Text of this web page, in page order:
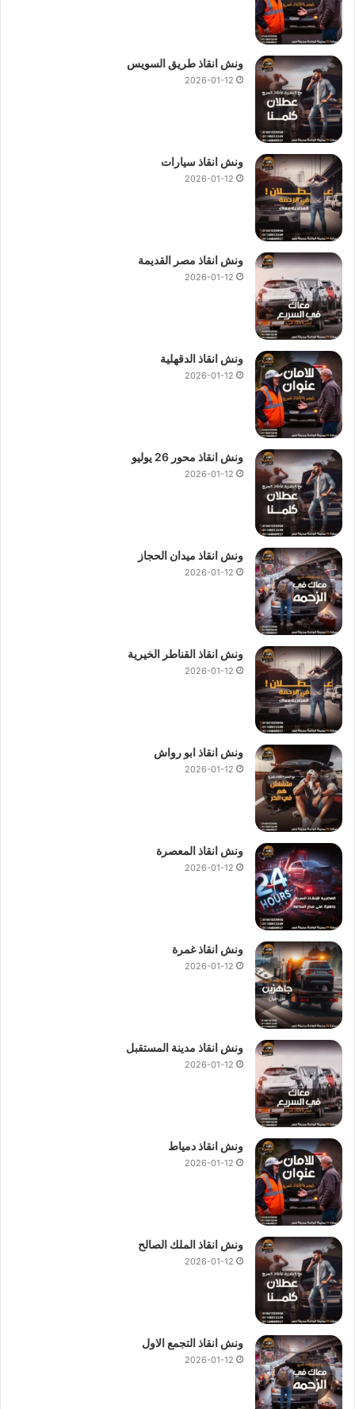
ونش انقاذ طريق السويس
2026-01-12
ونش انقاذ سيارات
2026-01-12
ونش انقاذ مصر القديمة
2026-01-12
ونش انقاذ الدقهلية
2026-01-12
ونش انقاذ محور 26 يوليو
2026-01-12
ونش انقاذ ميدان الحجاز
2026-01-12
ونش انقاذ القناطر الخيرية
2026-01-12
ونش انقاذ ابو رواش
2026-01-12
ونش انقاذ المعصرة
2026-01-12
ونش انقاذ غمرة
2026-01-12
ونش انقاذ مدينة المستقبل
2026-01-12
ونش انقاذ دمياط
2026-01-12
ونش انقاذ الملك الصالح
2026-01-12
ونش انقاذ التجمع الاول
2026-01-12